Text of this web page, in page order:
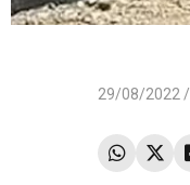
29/08/2022 /